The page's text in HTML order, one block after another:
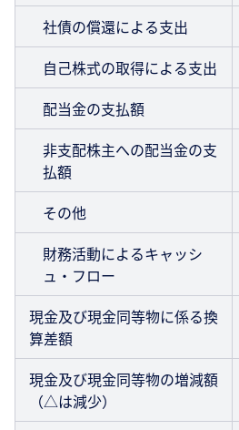
社債の償還による支出
自己株式の取得による支出
配当金の支払額
非支配株主への配当金の支
払額
その他
財務活動によるキャッシ
ュ・フロー
現金及び現金同等物に係る換
算差額
現金及び現金同等物の増減額
（△は減少）